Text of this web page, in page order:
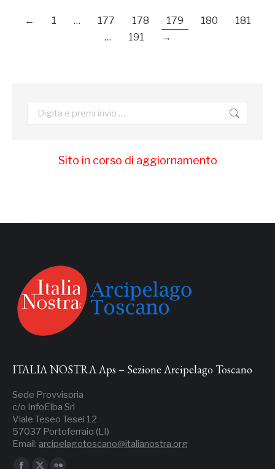
← 1 … 177 178 179 180
181
…
191 →
Cerca:
Sito in corso di aggiornamento
ITALIA NOSTRA Aps – Sezione Arcipelago Toscano
Sede Provvisoria
c/o InfoElba Srl
Viale Teseo Tesei 12
57037 Portoferraio (LI)
Email: arcipelagotoscano@italianostra.org
Ci puoi trovare su: